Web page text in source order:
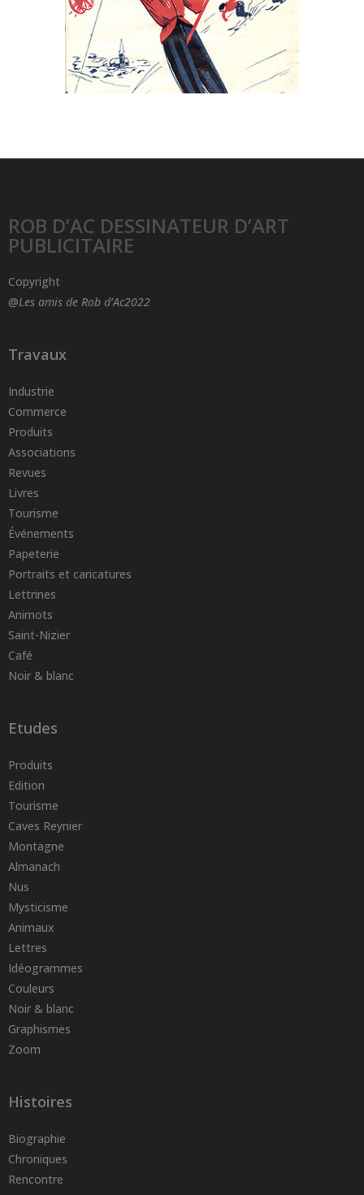
ROB D’AC DESSINATEUR D’ART
PUBLICITAIRE
Copyright
@Les amis de Rob d’Ac2022
Travaux
Industrie
Commerce
Produits
Associations
Revues
Livres
Tourisme
Événements
Papeterie
Portraits et caricatures
Lettrines
Animots
Saint-Nizier
Café
Noir & blanc
Etudes
Produits
Edition
Tourisme
Caves Reynier
Montagne
Almanach
Nus
Mysticisme
Animaux
Lettres
Idéogrammes
Couleurs
Noir & blanc
Graphismes
Zoom
Histoires
Biographie
Chroniques
Rencontre